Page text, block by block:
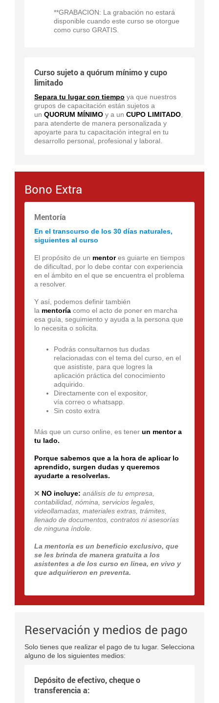
**GRABACION: La grabación no estará
disponible cuando este curso se otorgue
como curso GRATIS.
Curso sujeto a quórum mínimo y cupo
limitado
Separa tu lugar con tiempo ya que nuestros
grupos de capacitación están sujetos a
un QUORUM MÍNIMO y a un CUPO LIMITADO
para atenderte de manera personalizada y
apoyarte para tu capacitación integral en tu
desarrollo personal, profesional y laboral.
Bono Extra
Mentoría
En el transcurso de los 30 días naturales,
siguientes al curso
El propósito de un mentores guiarte en tiempos
de dificultad, por lo debe contar con experiencia
en el ámbito en el que se encuentra el problema
a resolver.
Y así, podemos definir también
la mentoría como el acto de poner en marcha
esa guía, seguimiento y ayuda a la persona que
lo necesita o solicita.
Podrás consultarnos tus dudas
relacionadas con el tema del curso, en el
que asististe, para que logres la
aplicación práctica del conocimiento
adquirido.
Directamente con el expositor,
vía correo o whatsapp.
Sin costo extra
Más que un curso online, es tener un mentor a
tu lado.
Porque sabemos que a la hora de aplicar lo
aprendido, surgen dudas y queremos
ayudarte a resolverlas.
❌ NO incluye: análisis de tu empresa,
contabilidad, nómina, servicios legales,
videollamadas, materiales extras, trámites,
llenado de documentos, contratos ni asesorías
de ninguna índole.
La mentoría es un beneficio exclusivo, que
se les brinda de manera gratuita a los
asistentes a de los curso en linea, en vivo y
que adquirieron en preventa.
Reservación y medios de pago
Solo tienes que realizar el pago de tu lugar. Selecciona
alguno de los siguientes medios:
Depósito de efectivo, cheque o
transferencia a: